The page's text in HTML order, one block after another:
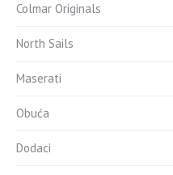
Colmar Originals
North Sails
Maserati
Obuća
Dodaci